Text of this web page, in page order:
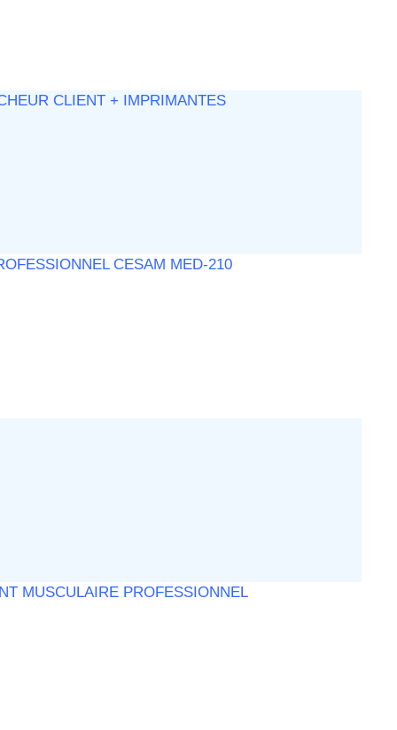
CLIENT + IMPRIMANTES
CESAM MED-210
MUSCULAIRE PROFESSIONNEL